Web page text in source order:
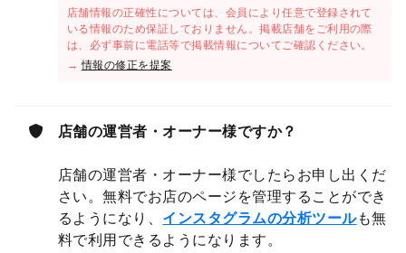
店舗情報の正確性については、会員により任意で登録されて
いる情報のため保証しておりません。掲載店舗をご利用の際
は、必ず事前に電話等で掲載情報についてご確認ください。
→情報の修正を提案
店舗の運営者・オーナー様ですか？
店舗の運営者・オーナー様でしたらお申し出くだ
さい。無料でお店のページを管理することができ
るようになり、 インスタグラムの分析ツールも無
料で利用できるようになります。